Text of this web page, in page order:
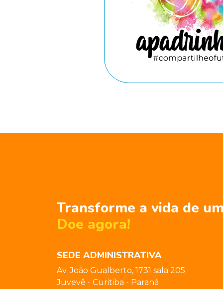
Transforme a vida de
Doe agora!
SEDE ADMINISTRATIVA
Av. João Gualberto, 1731 sala 205
Juvevê - Curitiba - Paraná